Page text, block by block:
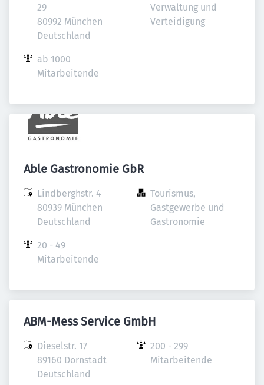
29
80992 München
Deutschland
Verwaltung und
Verteidigung
ab 1000
Mitarbeitende
Able Gastronomie GbR
Lindberghstr. 4
80939 München
Deutschland
Tourismus,
Gastgewerbe und
Gastronomie
20 - 49
Mitarbeitende
ABM-Mess Service GmbH
Dieselstr. 17
89160 Dornstadt
Deutschland
200 - 299
Mitarbeitende